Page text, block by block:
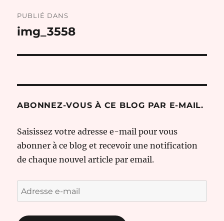
de
PUBLIÉ DANS
img_3558
ABONNEZ-VOUS À CE BLOG PAR E-MAIL.
Saisissez votre adresse e-mail pour vous
abonner à ce blog et recevoir une notification
de chaque nouvel article par email.
Adresse
e-
mail